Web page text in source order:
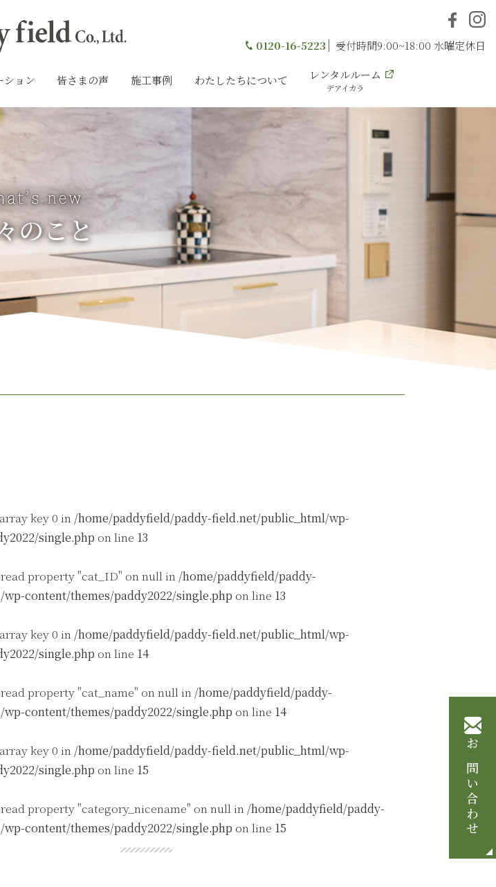
0120-16-5223 受付時間9:00~18:00 水曜定休日
ション 皆さまの声 施工事例 わたしたちについて レンタルルーム
デアイカラ
お問い合わせ
のこと
key 0 in /home/paddyfield/paddy-field.net/public_html/wp-
single.php on line 13
property "cat_ID" on null in /home/paddyfield/paddy-
content/themes/paddy2022/single.php on line 13
key 0 in /home/paddyfield/paddy-field.net/public_html/wp-
single.php on line 14
property "cat_name" on null in /home/paddyfield/paddy-
content/themes/paddy2022/single.php on line 14
key 0 in /home/paddyfield/paddy-field.net/public_html/wp-
single.php on line 15
property "category_nicename" on null in /home/paddyfield/paddy-
content/themes/paddy2022/single.php on line 15